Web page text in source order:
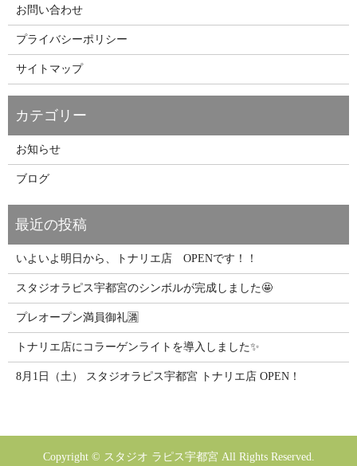
お問い合わせ
プライバシーポリシー
サイトマップ
お知らせ
ブログ
いよいよ明日から、トナリエ店 OPENです！！
スタジオラピス宇都宮のシンボルが完成しました🤩
プレオープン満員御礼🈵
トナリエ店にコラーゲンライトを導入しました✨
8月1日（土） スタジオラピス宇都宮 トナリエ店 OPEN！
Copyright © スタジオ ラピス宇都宮 All Rights Reserved.